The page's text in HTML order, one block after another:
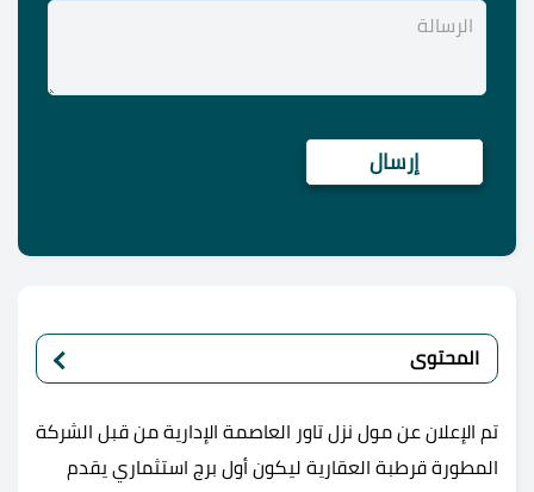
المحتوى
تم الإعلان عن مول نزل تاور العاصمة الإدارية من قبل الشركة
المطورة قرطبة العقارية ليكون أول برج استثماري يقدم